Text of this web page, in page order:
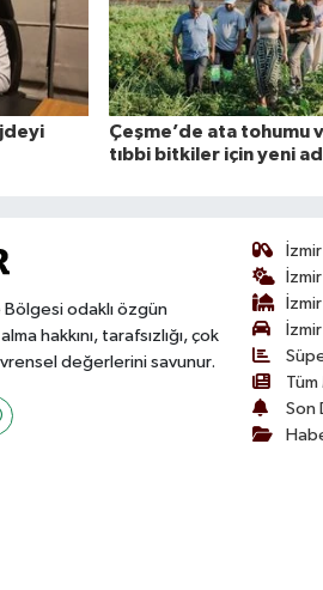
Çeşme’de ata tohumu
tıbbi bitkiler için yeni
Bölgesi odaklı özgün
hakkını, tarafsızlığı, çok
değerlerini savunur.
Son